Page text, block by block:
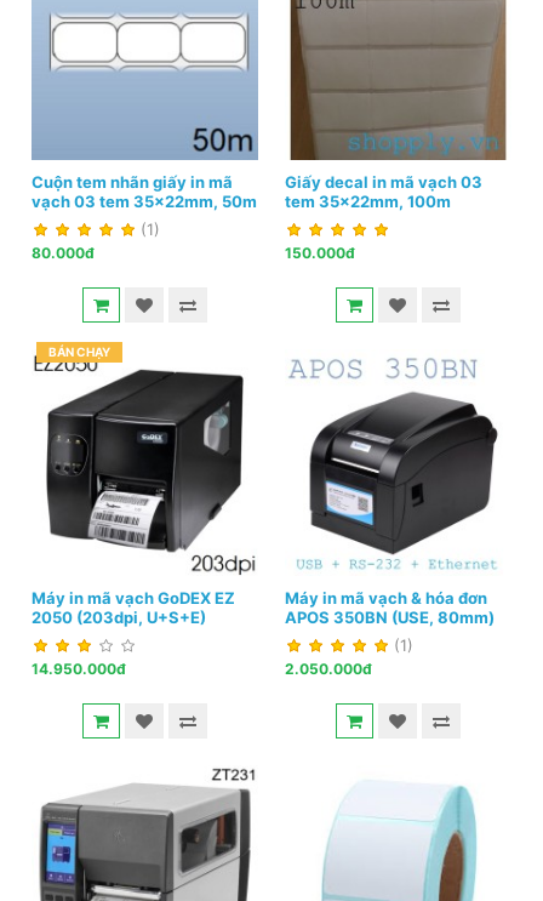
Cuộn tem nhãn giấy in mã
vạch 03 tem 35x22mm, 50m
(1)
80.000đ
Giấy decal in mã vạch 03
tem 35x22mm, 100m
150.000đ
BÁN CHẠY
Máy in mã vạch GoDEX EZ
2050 (203dpi, U+S+E)
14.950.000đ
Máy in mã vạch & hóa đơn
APOS 350BN (USE, 80mm)
(1)
2.050.000đ